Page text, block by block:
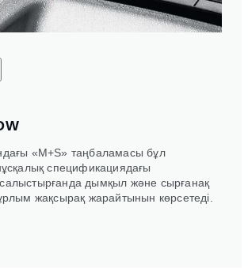
«M+S» таңбаламасы бұл
спецификациядағы
дымқыл және сырғанақ
жақсырақ жарайтынын көрсетеді.